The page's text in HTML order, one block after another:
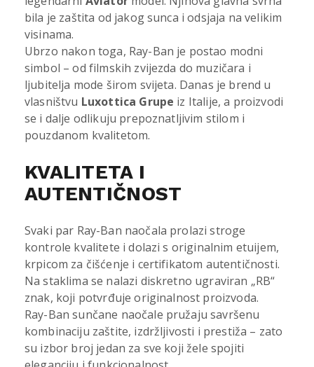
bila je zaštita od jakog sunca i odsjaja na velikim
visinama.
Ubrzo nakon toga, Ray-Ban je postao modni
simbol – od filmskih zvijezda do muzičara i
ljubitelja mode širom svijeta. Danas je brend u
vlasništvu Luxottica Grupe iz Italije, a proizvodi
se i dalje odlikuju prepoznatljivim stilom i
pouzdanom kvalitetom.
KVALITETA I
AUTENTIČNOST
Svaki par Ray-Ban naočala prolazi stroge
kontrole kvalitete i dolazi s originalnim etuijem,
krpicom za čišćenje i certifikatom autentičnosti.
Na staklima se nalazi diskretno ugraviran „RB“
znak, koji potvrđuje originalnost proizvoda.
Ray-Ban sunčane naočale pružaju savršenu
kombinaciju zaštite, izdržljivosti i prestiža – zato
su izbor broj jedan za sve koji žele spojiti